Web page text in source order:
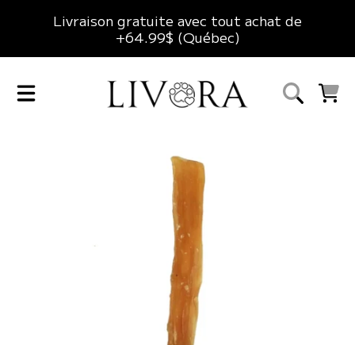
ALLER AU CONTENU
Livraison gratuite avec tout achat de
+64.99$ (Québec)
ALLER AUX INFORMATIONS DU PRODUIT